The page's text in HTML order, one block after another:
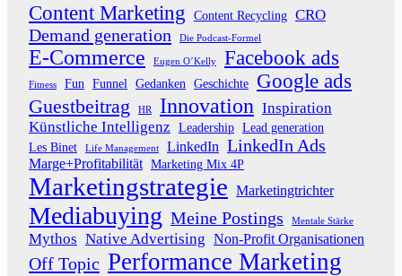
Content Marketing
Content Recycling CRO
Demand generation Die Podcast-Formel
E-Commerce Eugen O’Kelly Facebook ads
Fitness Fun Funnel Gedanken Geschichte
Google ads
Guestbeitrag
HR Innovation Inspiration
Künstliche Intelligenz
Leadership Lead generation
Les Binet
Life Management LinkedIn LinkedIn Ads
Marge+Profitabilität Marketing Mix 4P
Marketingstrategie Marketingtrichter
Mediabuying Meine Postings Mentale Stärke
Mythos Native Advertising Non-Profit Organisationen
Off Topic Performance Marketing